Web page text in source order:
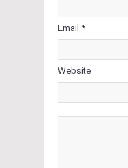
Email *
Website